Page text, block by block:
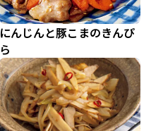
にんじんと豚こまのきんぴ
ら